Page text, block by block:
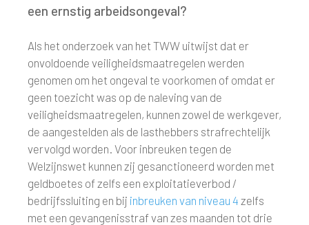
een ernstig arbeidsongeval?
Als het onderzoek van het TWW uitwijst dat er
onvoldoende veiligheidsmaatregelen werden
genomen om het ongeval te voorkomen of omdat er
geen toezicht was op de naleving van de
veiligheidsmaatregelen, kunnen zowel de werkgever,
de aangestelden als de lasthebbers strafrechtelijk
vervolgd worden. Voor inbreuken tegen de
Welzijnswet kunnen zij gesanctioneerd worden met
geldboetes of zelfs een exploitatieverbod /
bedrijfssluiting en bij inbreuken van niveau 4 zelfs
met een gevangenisstraf van zes maanden tot drie